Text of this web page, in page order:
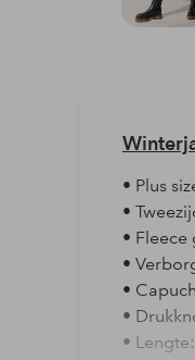
• Plus
•
• Fleece
•
•
•
•